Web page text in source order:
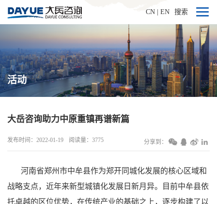
CN EN 搜索
活动
大岳咨询助力中原重镇再谱新篇
发布时间：2022-01-19 阅读量：3775 分享到：
河南省郑州市中牟县作为郑开同城化发展的核心区域和
战略支点，近年来新型城镇化发展日新月异。目前中牟县依
托卓越的区位优势，在传统产业的基础之上，逐步构建了以